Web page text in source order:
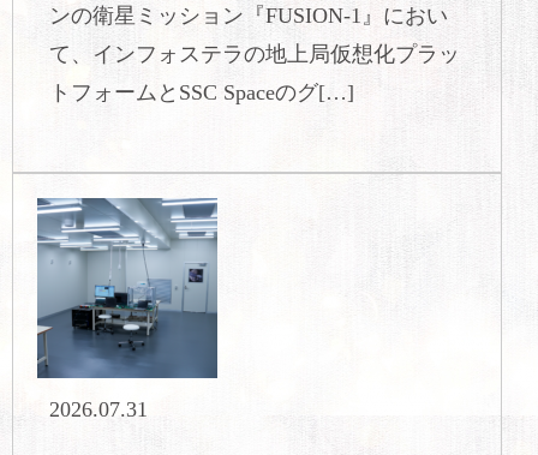
ンの衛星ミッション『FUSION-1』におい
て、インフォステラの地上局仮想化プラッ
トフォームとSSC Spaceのグ[…]
2026.07.31